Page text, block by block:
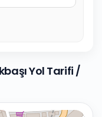
Yol Tarifi /